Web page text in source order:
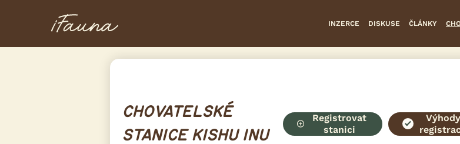
INZERCE DISKUSE ČLÁNKY
CHOVATELSKÉ
STANICE KISHU INU
Registrovat
stanici
Výhody